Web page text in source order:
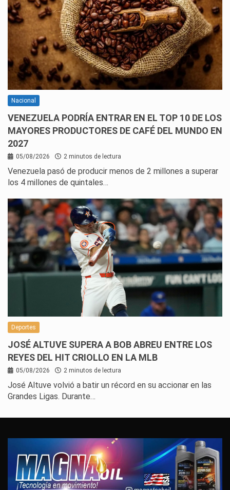
Nacional
VENEZUELA PODRÍA ENTRAR EN EL TOP 10 DE LOS
MAYORES PRODUCTORES DE CAFÉ DEL MUNDO EN
2027
05/08/2026 2 minutos de lectura
Venezuela pasó de producir menos de 2 millones a superar
los 4 millones de quintales…
Deportes
JOSÉ ALTUVE SUPERA A BOB ABREU ENTRE LOS
REYES DEL HIT CRIOLLO EN LA MLB
05/08/2026 2 minutos de lectura
José Altuve volvió a batir un récord en su accionar en las
Grandes Ligas. Durante…